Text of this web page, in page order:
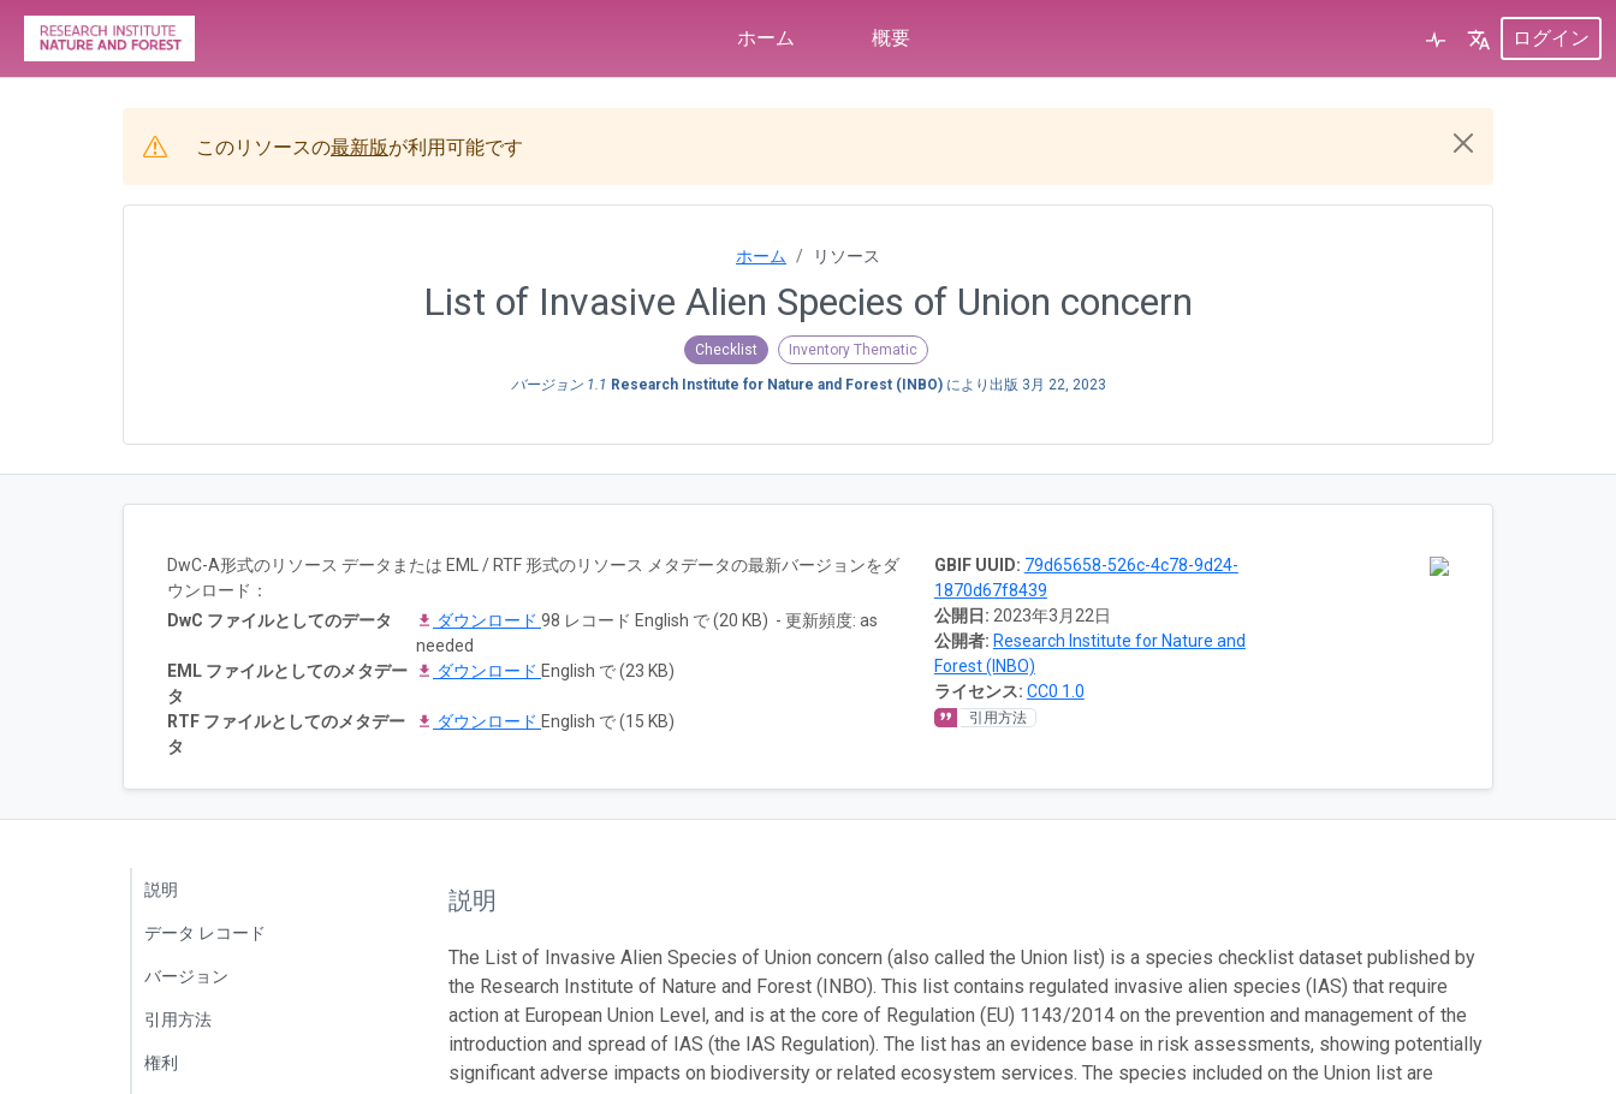
ホーム 概要 ログイン
このリソースの最新版が利用可能です
ホーム リソース
List of Invasive Alien Species of Union concern
Checklist Inventory Thematic
バージョン 1.1 Research Institute for Nature and Forest (INBO)により出版 3月 22, 2023
GBIF UUID: 79d65658-526c-4c78-9d24-
1870d67f8439
公開日: 2023年3月22日
公開者: Research Institute for Nature and
Forest (INBO)
ライセンス: CC0 1.0
引用方法
DwC-A形式のリソース データまたは EML / RTF 形式のリソース メタデータの最新バージョンをダ
ウンロード：
DwC ファイルとしてのデータ
ダウンロード 98 レコード English で (20 KB) - 更新頻度: as
needed
EML ファイルとしてのメタデー
タ
ダウンロード English で (23 KB)
RTF ファイルとしてのメタデー
タ
ダウンロード English で (15 KB)
説明
データ レコード
バージョン
引用方法
権利
説明
The List of Invasive Alien Species of Union concern (also called the Union list) is a species checklist dataset published by
the Research Institute of Nature and Forest (INBO). This list contains regulated invasive alien species (IAS) that require
action at European Union Level, and is at the core of Regulation (EU) 1143/2014 on the prevention and management of the
introduction and spread of IAS (the IAS Regulation). The list has an evidence base in risk assessments, showing potentially
significant adverse impacts on biodiversity or related ecosystem services. The species included on the Union list are